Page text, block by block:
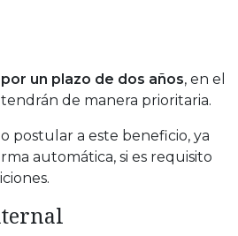
por un plazo de dos años, en el
de manera prioritaria.
postular a este beneficio, ya
automática, si es requisito